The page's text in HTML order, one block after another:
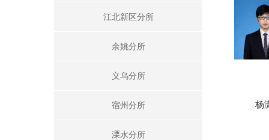
江北新区分所
余姚分所
义乌分所
宿州分所
溧水分所
杨